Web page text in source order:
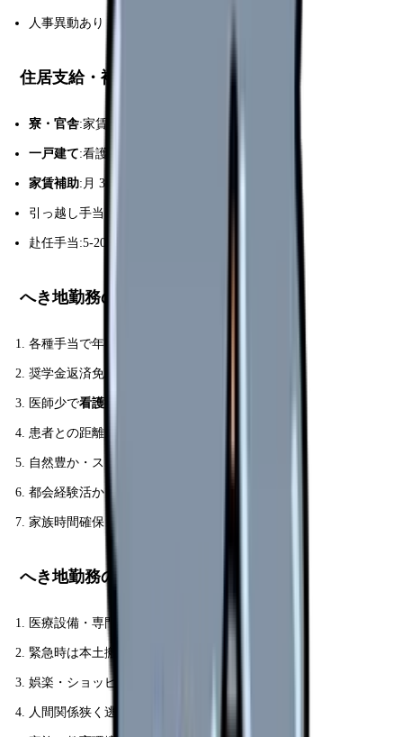
人事異動あり
住居支給・補助
寮・官舎:家賃 1-3 万円(市価の 30-50%)
一戸建て:看護師宿舎として無料提供
家賃補助:月 3-8 万円
引っ越し手当:10-30 万円
赴任手当:5-20 万円
へき地勤務のメリット
各種手当で年収実質アップ
奨学金返済免除でトータル +300-900 万円
医師少で看護師の裁量大
患者との距離が近く深い関わり
自然豊か・ストレス少
都会経験活かして地域貢献
家族時間確保
へき地勤務のデメリット
医療設備・専門医限定的
緊急時は本土搬送待ち
娯楽・ショッピング限定
人間関係狭く逃げ場ない